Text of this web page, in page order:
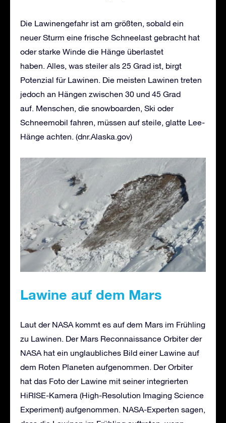
Die Lawinengefahr ist am größten, sobald ein
neuer Sturm eine frische Schneelast gebracht hat
oder starke Winde die Hänge überlastet
haben. Alles, was steiler als 25 Grad ist, birgt
Potenzial für Lawinen. Die meisten Lawinen treten
jedoch an Hängen zwischen 30 und 45 Grad
auf. Menschen, die snowboarden, Ski oder
Schneemobil fahren, müssen auf steile, glatte Lee-
Hänge achten. (dnr.Alaska.gov)
Lawine auf dem Mars
Laut der NASA kommt es auf dem Mars im Frühling
zu Lawinen. Der Mars Reconnaissance Orbiter der
NASA hat ein unglaubliches Bild einer Lawine auf
dem Roten Planeten aufgenommen. Der Orbiter
hat das Foto der Lawine mit seiner integrierten
HiRISE-Kamera (High-Resolution Imaging Science
Experiment) aufgenommen. NASA-Experten sagen,